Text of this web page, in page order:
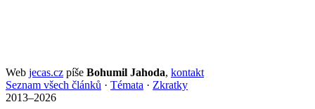
Web jecas.cz píše Bohumil Jahoda, kontakt
Seznam všech článků · Témata · Zkratky
2013–2026